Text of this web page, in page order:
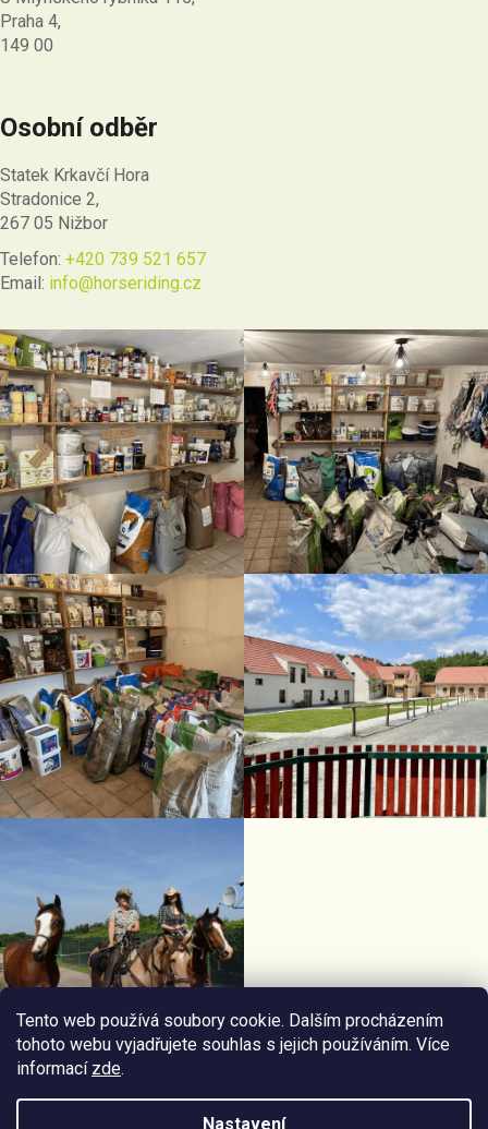
Tento web používá soubory cookie. Dalším procházením
tohoto webu vyjadřujete souhlas s jejich používáním. Více
informací zde.
Nastavení
Praha 4,
149 00
Osobní odběr
Statek Krkavčí Hora
Stradonice 2,
267 05 Nižbor
Telefon: +420 739 521 657
Email: info@horseriding.cz